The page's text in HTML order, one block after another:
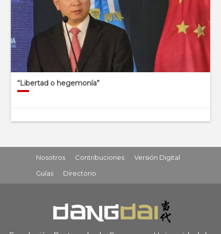
“Libertad o hegemonía”
Nosotros Contribuciones
Versión Digital
Guías
Directorio